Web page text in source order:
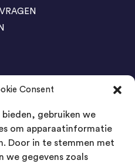
Consent
gebruiken we
om apparaatinformatie
Door in te stemmen met
we gegevens zoals
Winterswijk